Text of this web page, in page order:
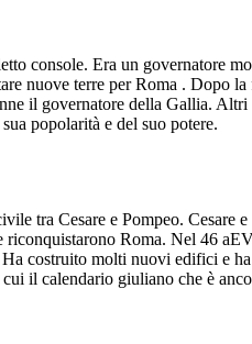
console. Era un governatore
nuove terre per Roma . Dopo la
il governatore della Gallia. Altri
popolarità e del suo potere.
tra Cesare e Pompeo. Cesare
riconquistarono Roma. Nel 46
costruito molti nuovi edifici e ha
il calendario giuliano che è